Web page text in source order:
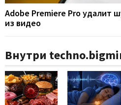
Adobe Premiere Pro удалит
из видео
Внутри